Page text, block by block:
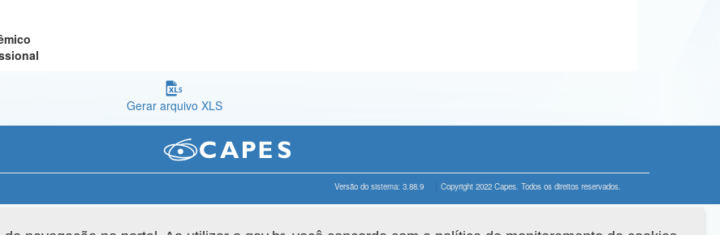
Gerar arquivo XLS
Versão do sistema: 3.88.9 Copyright 2022 Capes. Todos os direitos reservados.